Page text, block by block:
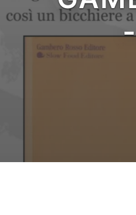
I Vini
La Critica
News ed
Dove
App